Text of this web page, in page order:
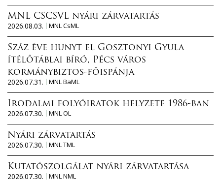
MNL CSCSVL nyári zárvatartás
2026.08.03.
MNL CsML
Száz éve hunyt el Gosztonyi Gyula
ítélőtáblai bíró, Pécs város
kormánybiztos-főispánja
2026.07.31.
MNL BaML
Irodalmi folyóiratok helyzete 1986-ban
2026.07.30.
MNL OL
Nyári zárvatartás
2026.07.30.
MNL TML
Kutatószolgálat nyári zárvatartása
2026.07.30.
MNL NML